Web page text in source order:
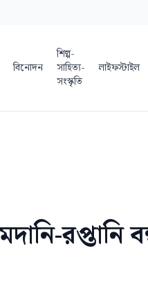
বিনোদন
শিল্প-
সাহিত্য-
সংস্কৃতি
লাইফস্টাইল
রপ্তানি